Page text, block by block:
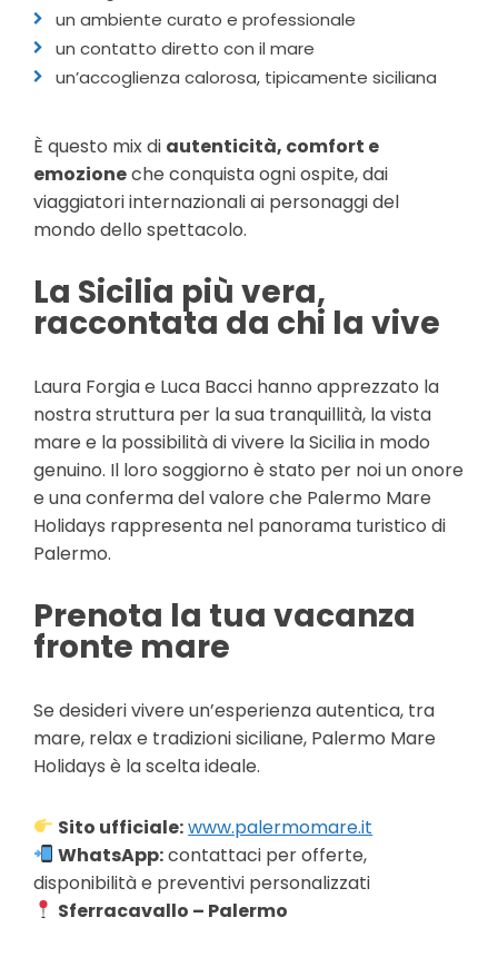
un ambiente curato e professionale
un contatto diretto con il mare
un’accoglienza calorosa, tipicamente siciliana
È questo mix di autenticità, comfort e
emozioneche conquista ogni ospite, dai
viaggiatori internazionali ai personaggi del
mondo dello spettacolo.
La Sicilia più vera,
raccontata da chi la vive
Laura Forgia e Luca Bacci hanno apprezzato la
nostra struttura per la sua tranquillità, la vista
mare e la possibilità di vivere la Sicilia in modo
genuino. Il loro soggiorno è stato per noi un onore
e una conferma del valore che Palermo Mare
Holidays rappresenta nel panorama turistico di
Palermo.
Prenota la tua vacanza
fronte mare
Se desideri vivere un’esperienza autentica, tra
mare, relax e tradizioni siciliane, Palermo Mare
Holidays è la scelta ideale.
Sito ufficiale:www.palermomare.it
WhatsApp:contattaci per offerte,
disponibilità e preventivi personalizzati
Sferracavallo – Palermo